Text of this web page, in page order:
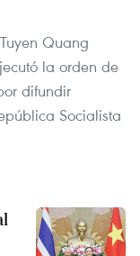
Quang
la orden de
difundir
Socialista